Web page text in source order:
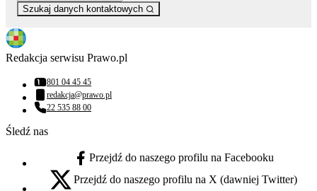
Szukaj danych kontaktowych
Redakcja serwisu Prawo.pl
Numer telefonu:
801 04 45 45
Adres email:
redakcja@prawo.pl
Numer telefonu:
22 535 88 00
Śledź nas
facebook - otwiera się w nowej karcie
Przejdź do naszego profilu na Facebooku
x - otwiera się w nowej karcie
Przejdź do naszego profilu na X (dawniej Twitter)